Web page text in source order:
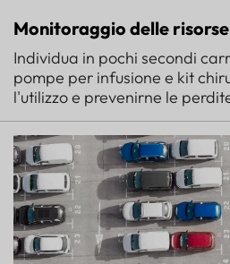
Monitoraggio delle
Individua in pochi secondi
pompe per infusione e kit
l'utilizzo e prevenirne le